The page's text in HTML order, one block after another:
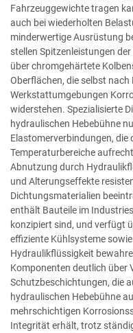
Fahrzeuggewichte tragen
auch bei wiederholten
minderwertige Ausrüstung
stellen Spitzenleistungen
über chromgehärtete
Oberflächen, die selbst
Werkstattumgebungen
widerstehen. Spezialisierte
hydraulischen Hebebühne
Elastomerverbindungen, die
Temperaturbereiche
Abnutzung durch
und Alterungseffekte
Dichtungsmaterialien
enthält Bauteile im
konzipiert sind, und verfügt
effiziente Kühlsysteme
Hydraulikflüssigkeit
Komponenten deutlich über
Schutzbeschichtungen, die
hydraulischen Hebebühne
mehrschichtigen
Integrität erhält, trotz